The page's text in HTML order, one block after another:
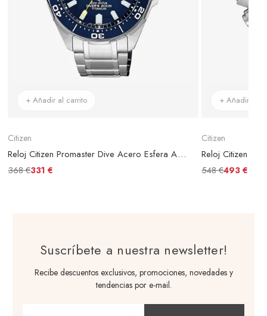
+ Añadir al carrito
Citizen
Reloj Citizen Promaster Dive Acero Esfera Azul
368 €331 €
+ Añadir al
Citizen
548 €493 €
Suscríbete a nuestra newsletter!
Recibe descuentos exclusivos, promociones, novedades y
tendencias por e-mail.